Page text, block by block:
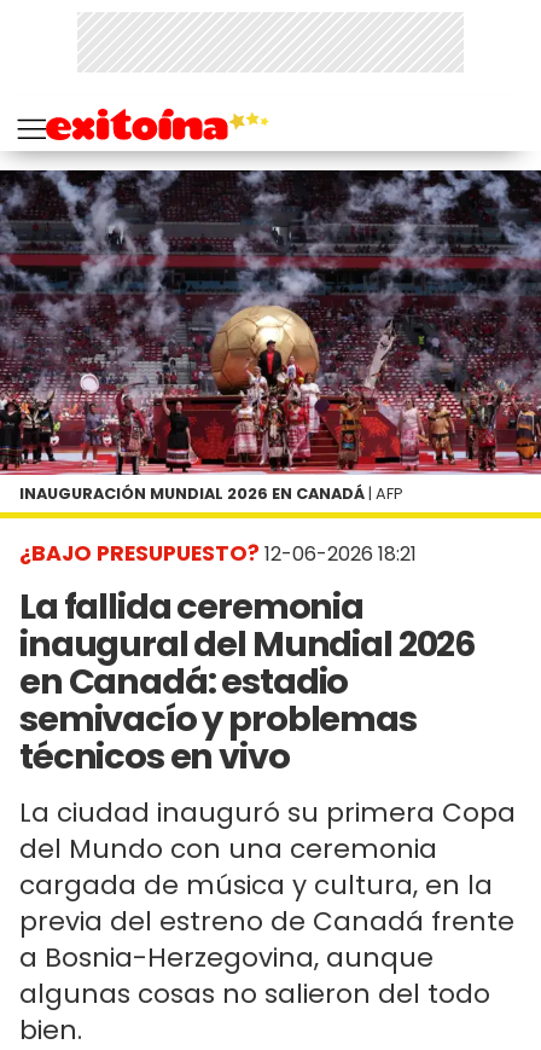
¿BAJO PRESUPUESTO? 12-06-2026 18:21
La fallida ceremonia
inaugural del Mundial 2026
en Canadá: estadio
semivacío y problemas
técnicos en vivo
La ciudad inauguró su primera Copa
del Mundo con una ceremonia
cargada de música y cultura, en la
previa del estreno de Canadá frente
a Bosnia-Herzegovina, aunque
algunas cosas no salieron del todo
bien.
INAUGURACIÓN MUNDIAL 2026 EN CANADÁ | AFP